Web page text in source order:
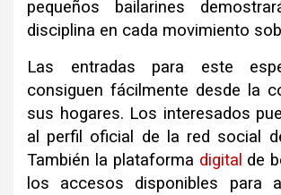
pequeños bailarines
disciplina en cada movimiento
Las entradas para este
consiguen fácilmente desde la
sus hogares. Los interesados
al perfil oficial de la red social
También la plataforma digital de
los accesos disponibles para